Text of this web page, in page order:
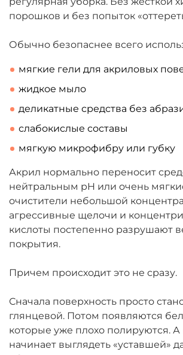
порошков и без попыток
Обычно безопаснее всего
мягкие гели для акриловых
жидкое мыло
деликатные средства без
слабокислые составы
мягкую микрофибру или губку
Акрил нормально переносит
нейтральным pH или очень
очистители небольшой
агрессивные щелочи и
кислоты постепенно разрушают
покрытия.
Причем происходит это не сразу.
Сначала поверхность просто
глянцевой. Потом появляются
которые уже плохо полируются.
начинает выглядеть «уставшей»